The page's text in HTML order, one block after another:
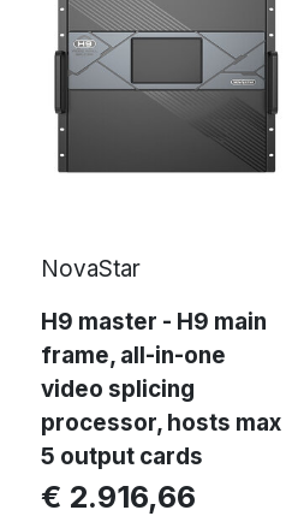
NovaStar
H9 master - H9 main
frame, all-in-one
video splicing
processor, hosts max
5 output cards
€ 2.916,66